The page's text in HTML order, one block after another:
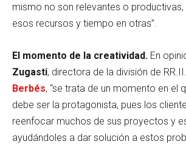
mismo no son relevantes o productivas,
esos recursos y tiempo en otras”.
El momento de la creatividad. En
Zugasti, directora de la división de
Berbés, “se trata de un momento en el
debe ser la protagonista, pues los
reenfocar muchos de sus proyectos y
ayudándoles a dar solución a estos